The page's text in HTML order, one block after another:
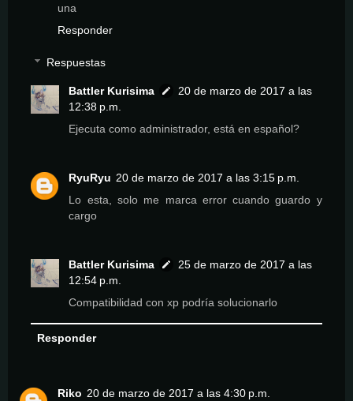
una
Responder
Respuestas
Battler Kurisima
20 de marzo de 2017 a las
12:38 p.m.
Ejecuta como administrador, está en español?
RyuRyu 20 de marzo de 2017 a las 3:15 p.m.
Lo esta, solo me marca error cuando guardo y
cargo
Battler Kurisima
25 de marzo de 2017 a las
12:54 p.m.
Compatibilidad con xp podría solucionarlo
Responder
Riko 20 de marzo de 2017 a las 4:30 p.m.